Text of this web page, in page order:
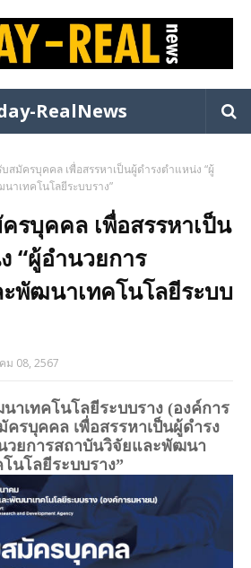
RealNews
บสมัครบุคคล เพื่อสรรหาเป็นผู้ดำรงตำแหน่ง “ผู้
าเทคโนโลยีระบบราง”
รบุคคล เพื่อสรรหาเป็น
“ผู้อำนวยการ
พัฒนาเทคโนโลยีระบบ
ม 08, 2567
าเทคโนโลยีระบบราง (องค์การ
ครบุคคล เพื่อสรรหาเป็นผู้ดำรง
วยการสถาบันวิจัยและพัฒนา
โนโลยีระบบราง”